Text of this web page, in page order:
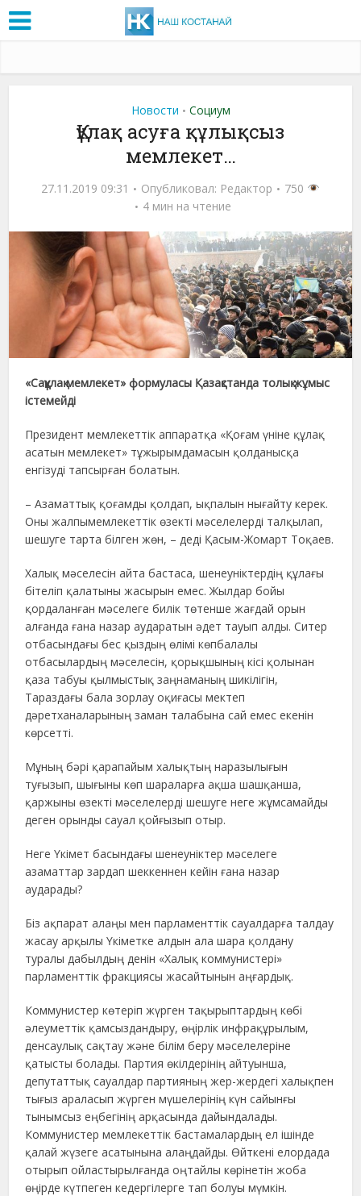
Новости • Социум
Құлақ асуға құлықсыз
мемлекет…
27.11.2019 09:31 Опубликовал: Редактор
750
4 мин на чтение
«Саққұлақ мемлекет» формуласы Қазақстанда толық жұмыс
істемейді
Президент мемлекеттік аппаратқа «Қоғам үніне құлақ
асатын мемлекет» тұжырымдамасын қолданысқа
енгізуді тапсырған болатын.
– Азаматтық қоғамды қолдап, ықпалын нығайту керек.
Оны жалпымемлекеттік өзекті мәселелерді талқылап,
шешуге тарта білген жөн, – деді Қасым-Жомарт Тоқаев.
Халық мәселесін айта бастаса, шенеуніктердің құлағы
бітеліп қалатыны жасырын емес. Жылдар бойы
қордаланған мәселеге билік төтенше жағдай орын
алғанда ғана назар аударатын әдет тауып алды. Ситер
отбасындағы бес қыздың өлімі көпбалалы
отбасылардың мәселесін, қорықшының кісі қолынан
қаза табуы қылмыстық заңнаманың шикілігін,
Тараздағы бала зорлау оқиғасы мектеп
дәретханаларының заман талабына сай емес екенін
көрсетті.
Мұның бәрі қарапайым халықтың наразылығын
туғызып, шығыны көп шараларға ақша шашқанша,
қаржыны өзекті мәселелерді шешуге неге жұмсамайды
деген орынды сауал қойғызып отыр.
Неге Үкімет басындағы шенеуніктер мәселеге
азаматтар зардап шеккеннен кейін ғана назар
аударады?
Біз ақпарат алаңы мен парламенттік сауалдарға талдау
жасау арқылы Үкіметке алдын ала шара қолдану
туралы дабылдың денін «Халық коммунистері»
парламенттік фракциясы жасайтынын аңғардық.
Коммунистер көтеріп жүрген тақырыптардың көбі
әлеуметтік қамсыздандыру, өңірлік инфрақұрылым,
денсаулық сақтау және білім беру мәселелеріне
қатысты болады. Партия өкілдерінің айтуынша,
депутаттық сауалдар партияның жер-жердегі халықпен
тығыз араласып жүрген мүшелерінің күн сайынғы
тынымсыз еңбегінің арқасында дайындалады.
Коммунистер мемлекеттік бастамалардың ел ішінде
қалай жүзеге асатынына алаңдайды. Өйткені елордада
отырып ойластырылғанда оңтайлы көрінетін жоба
өңірде күтпеген кедергілерге тап болуы мүмкін.